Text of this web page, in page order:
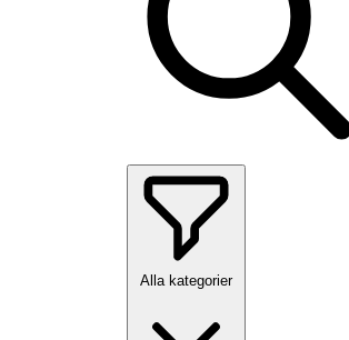
Alla kategorier